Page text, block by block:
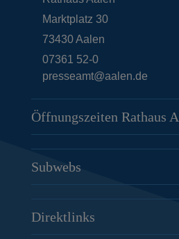
Marktplatz 30
73430Aalen
07361 52-0
presseamt@aalen.de
Öffnungszeiten Rathaus
Subwebs
Direktlinks